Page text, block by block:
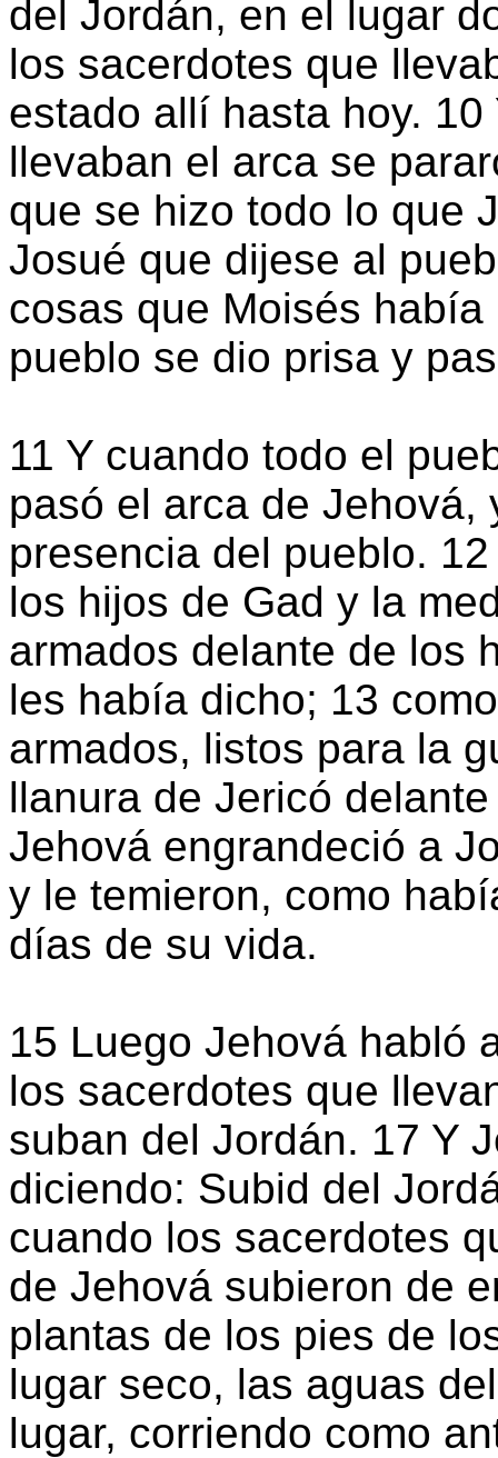
del Jordán, en el lugar
los sacerdotes que
estado allí hasta hoy.
llevaban el arca se
que se hizo todo lo que
Josué que dijese al
cosas que Moisés
pueblo se dio prisa y
11 Y cuando todo el
pasó el arca de Jehová,
presencia del pueblo.
los hijos de Gad y la
armados delante de los
les había dicho; 13
armados, listos para la
llanura de Jericó
Jehová engrandeció a
y le temieron, como
días de su vida.
15 Luego Jehová habló
los sacerdotes que
suban del Jordán. 17 Y
diciendo: Subid del
cuando los sacerdotes
de Jehová subieron de
plantas de los pies de
lugar seco, las aguas
lugar, corriendo como